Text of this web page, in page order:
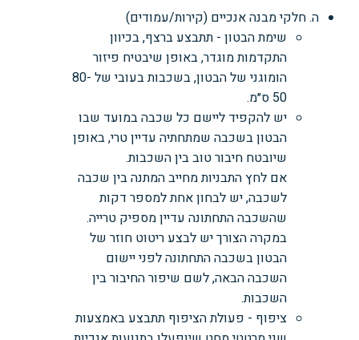
ה. חלקי מבנה אנכיים (קירות/עמודים)
שימת הבטון - תתבצע ברצף, בכיוון
התקדמות מוגדר, באופן שיבטיח פיזור
הומוגני של הבטון, בשכבות בעובי של 80-
50 ס״מ.
יש להקפיד ליישם כל שכבה במועד שבו
הבטון בשכבה שמתחתיה עדיין טרי, באופן
שיובטח חיבור טוב בין השכבות.
אם לחץ התבניות מחייב המתנה בין שכבה
לשכבה, יש לבחון אחת למספר דקות
שהשכבה התחתונה עדיין מספיק טרייה.
במקרה הצורך יש לבצע ריטוט חוזר של
הבטון בשכבה התחתונה לפני יישום
השכבה הבאה, לשם שיפור החיבור בין
השכבות.
ציפוף - פעולת הציפוף תתבצע באמצעות